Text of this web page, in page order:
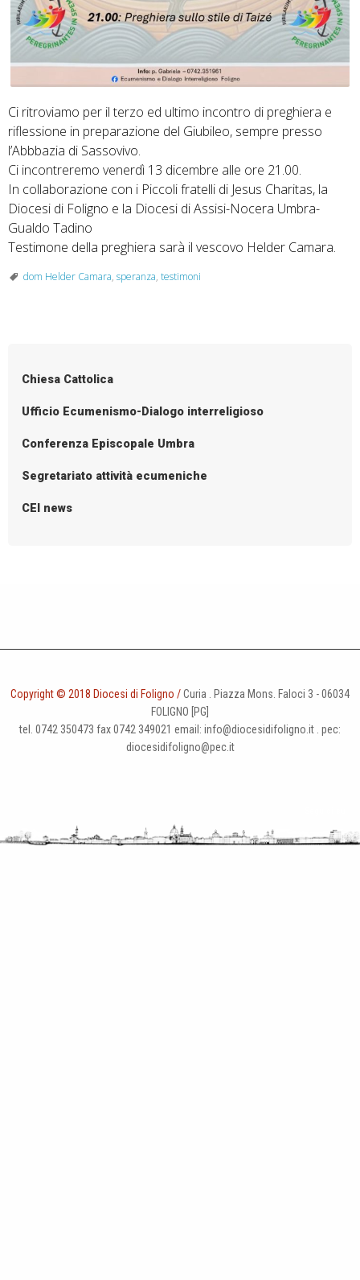
Ci ritroviamo per il terzo ed ultimo incontro di preghiera e
riflessione in preparazione del Giubileo, sempre presso
l’Abbbazia di Sassovivo.
Ci incontreremo venerdì 13 dicembre alle ore 21.00.
In collaborazione con i Piccoli fratelli di Jesus Charitas, la
Diocesi di Foligno e la Diocesi di Assisi-Nocera Umbra-
Gualdo Tadino
Testimone della preghiera sarà il vescovo Helder Camara.
dom Helder Camara, speranza, testimoni
Chiesa Cattolica
Ufficio Ecumenismo-Dialogo interreligioso
Conferenza Episcopale Umbra
Segretariato attività ecumeniche
CEI news
Copyright © 2018 Diocesi di Foligno /Curia . Piazza Mons. Faloci 3 - 06034
FOLIGNO [PG]
tel. 0742 350473 fax 0742 349021 email: info@diocesidifoligno.it . pec:
diocesidifoligno@pec.it